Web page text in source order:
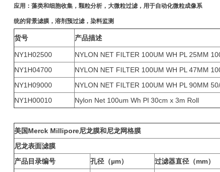
应用：藻类和细胞收集，颗粒分析，大微粒过滤，用于自动化微粒成像系
统的背景滤膜，溶剂预过滤，染料监测
货号 产品描述
NY1H02500
NYLON NET FILTER 100UM WH PL 25MM
NY1H04700
NYLON NET FILTER 100UM WH PL 47MM
NY1H09000
NYLON NET FILTER 100UM WH PL 90MM
NY1H00010
Nylon Net 100um Wh Pl 30cm x 3m Roll
美国Merck Millipore尼龙膜和尼龙网格膜
尼龙表面滤膜
产品目录编号
孔径（µm）
过滤器直径（mm）